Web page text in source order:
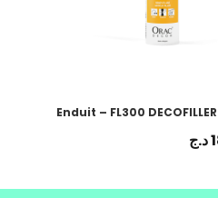
Enduit – FL300 DECOFILLER
د.ج